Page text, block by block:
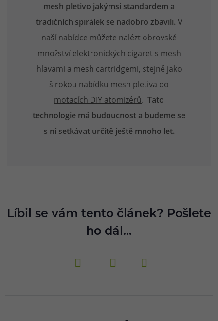
mesh pletivo jakýmsi standardem a
tradičních spirálek se nadobro zbavili. V
naší nabídce můžete nalézt obrovské
množství elektronických cigaret s mesh
hlavami a mesh cartridgemi, stejně jako
širokou nabídku mesh pletiva do
motacích DIY atomizérů. Tato
technologie má budoucnost a budeme se
s ní setkávat určitě ještě mnoho let.
Líbil se vám tento článek? Pošlete
ho dál...